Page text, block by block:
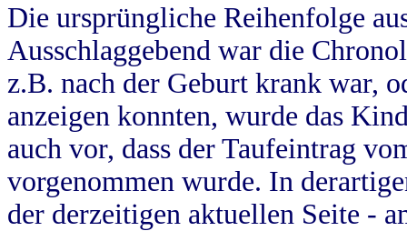
Die ursprüngliche Reihenfolge
Ausschlaggebend war die
z.B. nach der Geburt krank war,
anzeigen konnten, wurde das
auch vor, dass der Taufeintrag
vorgenommen wurde. In
der derzeitigen aktuellen Seite -